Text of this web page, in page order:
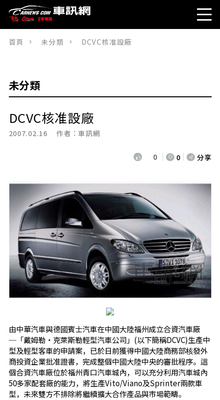
首頁 未分類 DCVC核准設廠
未分類
DCVC核准設廠
2007.02.16 作者：車訊網
0 0 分享
由中華汽車與德國賓士汽車在中國大陸福州成立合資汽車廠
─「戴姆勒‧克萊斯勒輕型汽車公司」(以下簡稱DCVC)生產中
型及輕型客車的申請案，已於日前獲得中國大陸商務部核發外
商投資企業批准證書，完成整個中國大陸中央的審批程序。這
個合資汽車廠位於福州青口汽車城內，可以充分利用汽車城內
50多家配套廠的能力，將生產Vito/Viano及Sprinter兩款車
型，未來雙方不排除將繼續擴大合作產品與市場範疇。